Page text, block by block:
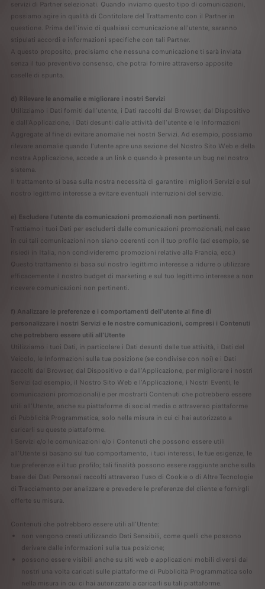
servizi di Partner selezionati. Quando inviamo questo tipo di comunicazioni,
possiamo agire in qualità di Contitolare del Trattamento con il Partner in
questione. Prima dell'invio di qualsiasi comunicazione all'utente, saranno
stipulati accordi e informazioni specifiche con tali Partner.
A questo proposito, precisiamo che nessuna comunicazione ti sarà inviata
senza il tuo preventivo consenso, che potrai fornire attraverso apposite
caselle di spunta.
d) Rilevare le anomalie e migliorare i nostri Servizi
Utilizziamo i Dati forniti dall'utente, i Dati raccolti dal Browser, dal Dispositivo
e dall'Applicazione, i Dati desunti dalle attività dell'utente e le Informazioni
Aggregate al fine di evitare anomalie nei nostri Servizi. Ad esempio, possiamo
rilevare anomalie quando l'utente apre una sezione del Nostro Sito Web e della
nostra Applicazione, accede a un link o quando è presente un bug nel nostro
sistema.
Il trattamento si basa sulla nostra necessità di garantire i migliori Servizi e sul
nostro legittimo interesse a evitare eventuali interruzioni del servizio.
e) Escludere l'utente da comunicazioni promozionali non pertinenti.
Trattiamo i tuoi Dati per escluderti dalle comunicazioni promozionali, nel caso
in cui tali comunicazioni non siano coerenti con il tuo profilo (ad esempio, se
risiedi in Italia, non condivideremo promozioni relative alla Francia, ecc.)
Questo trattamento si basa sul nostro legittimo interesse a ridurre o utilizzare
efficacemente il nostro budget di marketing e sul tuo legittimo interesse a non
ricevere comunicazioni non pertinenti.
f) Analizzare le preferenze e i comportamenti dell'utente al fine di
personalizzare i nostri Servizi e le nostre comunicazioni, compresi i Contenuti
che potrebbero essere utili all'Utente
Utilizziamo i tuoi Dati, in particolare i Dati desunti dalle tue attività, i Dati del
Veicolo, le Informazioni sulla tua posizione (se condivise con noi) e i Dati
raccolti dal Browser, dal Dispositivo e dall'Applicazione, per migliorare i nostri
Servizi (ad esempio, il Nostro Sito Web e l'Applicazione, i Nostri Eventi, le
comunicazioni promozionali) e per mostrarti Contenuti che potrebbero essere
utili all’Utente, anche su piattaforme di social media o attraverso piattaforme
di Pubblicità Programmatica, solo nella misura in cui ci hai autorizzato a
caricarli su queste piattaforme.
I Servizi e/o le comunicazioni e/o i Contenuti che possono essere utili
all'Utente si basano sul tuo comportamento, i tuoi interessi, le tue esigenze, le
tue preferenze e il tuo profilo; tali finalità possono essere raggiunte anche sulla
base dei Dati Personali raccolti attraverso l'uso di Cookie o di Altre Tecnologie
di Tracciamento per analizzare e prevedere le preferenze del cliente e fornirgli
offerte su misura.
Contenuti che potrebbero essere utili all’Utente:
non vengono creati utilizzando Dati Sensibili, come quelli che possono
derivare dalle informazioni sulla tua posizione;
possono essere visibili anche su siti web e applicazioni mobili diversi dai
nostri una volta caricati sulle piattaforme di Pubblicità Programmatica solo
nella misura in cui ci hai autorizzato a caricarli su tali piattaforme.